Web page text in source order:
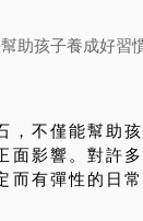
，不僅能幫助
影響。對許
有彈性的日